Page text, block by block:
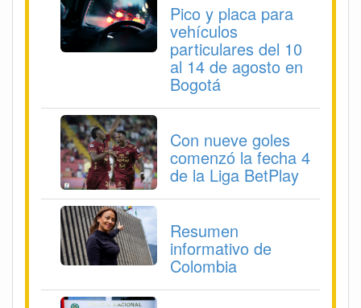
Pico y placa para
vehículos
particulares del 10
al 14 de agosto en
Bogotá
Con nueve goles
comenzó la fecha 4
de la Liga BetPlay
Resumen
informativo de
Colombia